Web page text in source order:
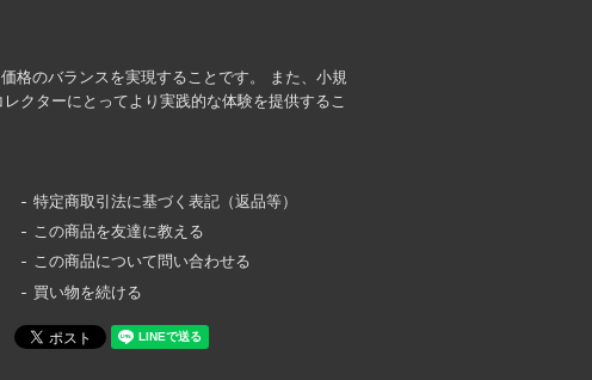
格のバランスを実現することです。 また、小規
クターにとってより実践的な体験を提供するこ
特定商取引法に基づく表記（返品等）
この商品を友達に教える
この商品について問い合わせる
買い物を続ける